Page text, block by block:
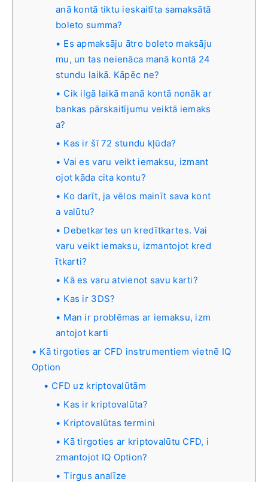
anā kontā tiktu ieskaitīta samaksātā
boleto summa?
Es apmaksāju ātro boleto maksāju
mu, un tas neienāca manā kontā 24
stundu laikā. Kāpēc ne?
Cik ilgā laikā manā kontā nonāk ar
bankas pārskaitījumu veiktā iemaks
a?
Kas ir šī 72 stundu kļūda?
Vai es varu veikt iemaksu, izmant
ojot kāda cita kontu?
Ko darīt, ja vēlos mainīt sava kont
a valūtu?
Debetkartes un kredītkartes. Vai
varu veikt iemaksu, izmantojot kred
ītkarti?
Kā es varu atvienot savu karti?
Kas ir 3DS?
Man ir problēmas ar iemaksu, izm
antojot karti
Kā tirgoties ar CFD instrumentiem vietnē IQ
Option
CFD uz kriptovalūtām
Kas ir kriptovalūta?
Kriptovalūtas termini
Kā tirgoties ar kriptovalūtu CFD, i
zmantojot IQ Option?
Tirgus analīze